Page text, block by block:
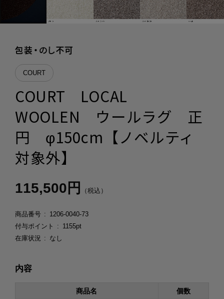
COURT
COURT LOCAL
WOOLEN ウールラグ 正
円 φ150cm【ノベルティ
対象外】
115,500円 （税込）
商品番号
1206-0040-73
付与ポイント
1155pt
在庫状況
なし
内容
商品名 個数